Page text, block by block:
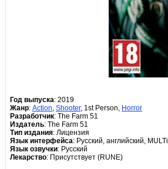
Год выпуска: 2019
Жанр: Action, Shooter, 1st Person, Horror
Разработчик: The Farm 51
Издатель: The Farm 51
Тип издания: Лицензия
Язык интерфейса: Русский, aнглийский, MULTi
Язык озвучки: Русский
Лекарство: Присутствует (RUNE)